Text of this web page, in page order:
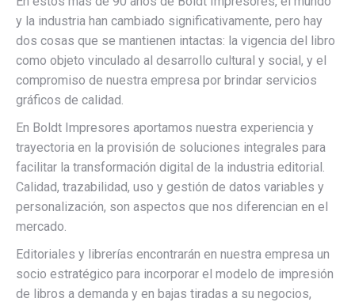
y la industria han cambiado significativamente, pero hay
dos cosas que se mantienen intactas: la vigencia del libro
como objeto vinculado al desarrollo cultural y social, y el
compromiso de nuestra empresa por brindar servicios
gráficos de calidad.
En Boldt Impresores aportamos nuestra experiencia y
trayectoria en la provisión de soluciones integrales para
facilitar la transformación digital de la industria editorial.
Calidad, trazabilidad, uso y gestión de datos variables y
personalización, son aspectos que nos diferencian en el
mercado.
Editoriales y librerías encontrarán en nuestra empresa un
socio estratégico para incorporar el modelo de impresión
de libros a demanda y en bajas tiradas a su negocios,